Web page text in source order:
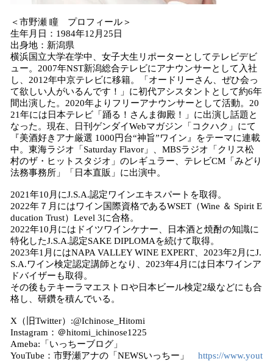
＜市野瀬 瞳 プロフィール＞
生年月日：1984年12月25日
出身地：新潟県
横浜国立大学在学中、女子大生リポーターとしてテレビデビ
ュー。2007年NST新潟総合テレビにアナウンサーとして入社
し、2012年中京テレビに移籍。「オードリーさん、ぜひ会っ
て欲しい人がいるんです！」に初代アシスタントとして約6年
間出演した。2020年よりフリーアナウンサーとして活動。20
21年には日本テレビ「踊る！さんま御殿！」に出演し話題と
なった。現在、日刊ゲンダイWebマガジン「コクハク」にて
『美酒好きアナ厳選 1000円台“神旨”ワイン』をテーマに連載
中。東海ラジオ「Saturday Flavor」、MBSラジオ「クリス松
村のザ・ヒットスタジオ」のレギュラー、テレビCM「みどり
法務事務所」「日本直販」に出演中。
2021年10月にJ.S.A.認定ワインエキスパートを取得。
2022年７月にはワイン国際資格であるWSET（Wine ＆ Spirit E
ducation Trust）Level 3に合格。
2022年10月にはドイツワインケナー、日本酒と焼酎の知識に
特化したJ.S.A.認定SAKE DIPLOMAを続けて取得。
2023年1月にはNAPA VALLEY WINE EXPERT、2023年2月にJ.
S.A.ワイン検定認定講師となり、2023年4月には日本ワインア
ドバイザーも取得。
その後もテキーラマエストロや日本ビール検定2級などにも合
格し、研鑽を積んでいる。
X（旧Twitter）:@Ichinose_Hitomi
Instagram：＠hitomi_ichinose1225
Ameba:「いっちーブログ」
YouTube：市野瀬アナの「NEWSいっちー」 https://www.yout